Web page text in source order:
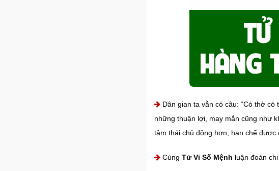
Dân gian ta vẫn có câu: “Có thờ có
những thuận lợi, may mắn cũng như
tâm thái chủ động hơn, hạn chế được
Cùng Tử Vi Số Mệnh luận đoán